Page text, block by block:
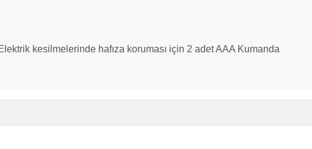
kesilmelerinde hafıza koruması için 2 adet AAA Kumanda